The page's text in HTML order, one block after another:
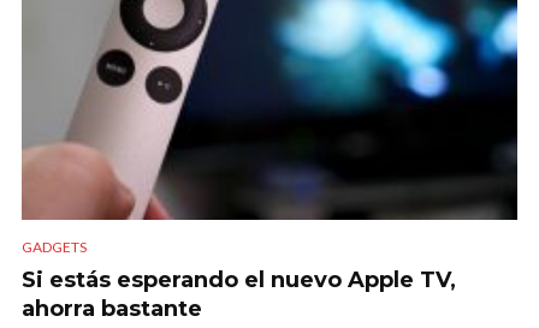
GADGETS
Si estás esperando el nuevo Apple TV,
ahorra bastante